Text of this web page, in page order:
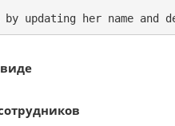
by updating her name and